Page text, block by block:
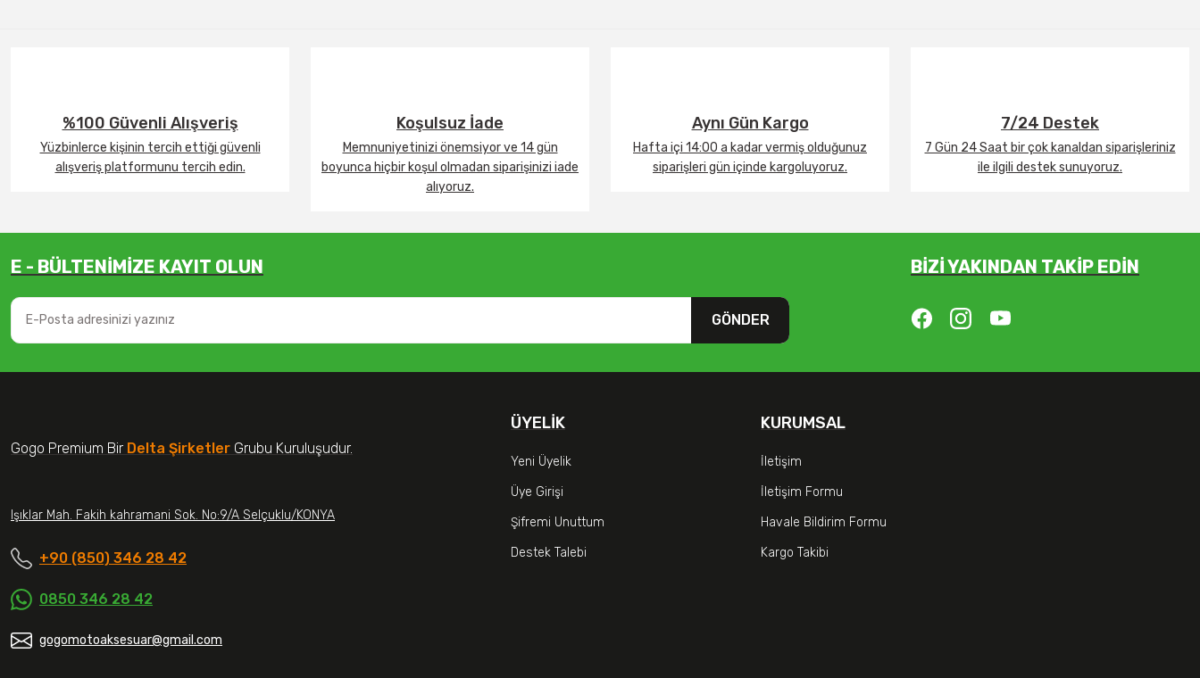
%100 Güvenli Alışveriş
Yüzbinlerce kişinin tercih ettiği güvenli
alışveriş platformunu tercih edin.
Koşulsuz İade
Memnuniyetinizi önemsiyor ve 14 gün
boyunca hiçbir koşul olmadan siparişinizi iade
alıyoruz.
Aynı Gün Kargo
Hafta içi 14:00 a kadar vermiş olduğunuz
siparişleri gün içinde kargoluyoruz.
7/24 Destek
7 Gün 24 Saat bir çok kanaldan siparişleriniz
ile ilgili destek sunuyoruz.
E - BÜLTENİMİZE KAYIT OLUN
GÖNDER
BİZİ YAKINDAN TAKİP EDİN
Gogo Premium Bir Delta Şirketler Grubu Kuruluşudur.
Işıklar Mah. Fakih kahramani Sok. No:9/A Selçuklu/KONYA
+90 (850) 346 28 42
0850 346 28 42
gogomotoaksesuar@gmail.com
ÜYELIK
Yeni Üyelik
Üye Girişi
Şifremi Unuttum
Destek Talebi
KURUMSAL
İletişim
İletişim Formu
Havale Bildirim Formu
Kargo Takibi